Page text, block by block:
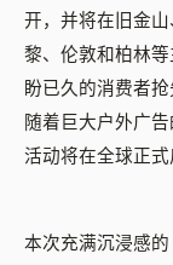
开，并将在旧金
黎、伦敦和柏林
盼已久的消费者
随着巨大户外广
活动将在全球正式
本次充满沉浸感